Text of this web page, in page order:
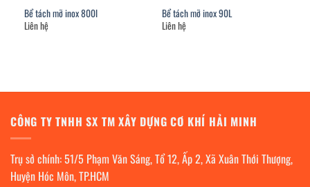
Bể tách mỡ inox 800l
Liên hệ
Bể tách mỡ inox 90L
Liên hệ
CÔNG TY TNHH SX TM XÂY DỰNG CƠ KHÍ HẢI MINH
Trụ sở chính: 51/5 Phạm Văn Sáng, Tổ 12, Ấp 2, Xã Xuân Thới Thượng,
Huyện Hóc Môn, TP.HCM